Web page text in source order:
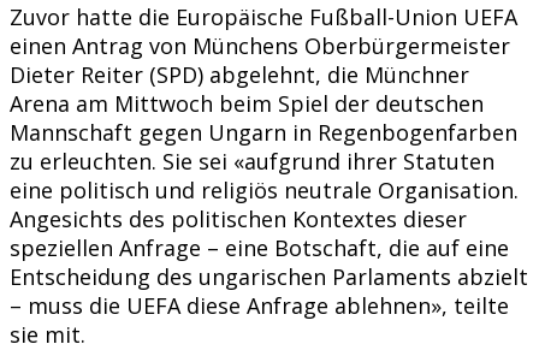
Zuvor hatte die Europäische Fußball-Union UEFA
einen Antrag von Münchens Oberbürgermeister
Dieter Reiter (SPD) abgelehnt, die Münchner
Arena am Mittwoch beim Spiel der deutschen
Mannschaft gegen Ungarn in Regenbogenfarben
zu erleuchten. Sie sei «aufgrund ihrer Statuten
eine politisch und religiös neutrale Organisation.
Angesichts des politischen Kontextes dieser
speziellen Anfrage – eine Botschaft, die auf eine
Entscheidung des ungarischen Parlaments abzielt
– muss die UEFA diese Anfrage ablehnen», teilte
sie mit.